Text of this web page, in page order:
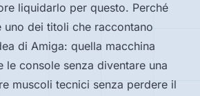
liquidarlo per questo. Perché
uno dei titoli che raccontano
di Amiga: quella macchina
le console senza diventare una
muscoli tecnici senza perdere il